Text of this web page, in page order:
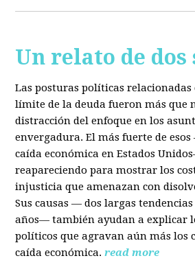
Un relato de dos
Las posturas políticas relacionadas
límite de la deuda fueron más que
distracción del enfoque en los
envergadura. El más fuerte de
caída económica en Estados
reapareciendo para mostrar los
injusticia que amenazan con
Sus causas — dos largas
años— también ayudan a explicar
políticos que agravan aún más los
caída económica. read more